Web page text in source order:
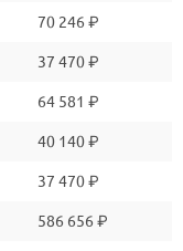
70 246 ₽
37 470 ₽
64 581 ₽
40 140 ₽
37 470 ₽
586 656 ₽